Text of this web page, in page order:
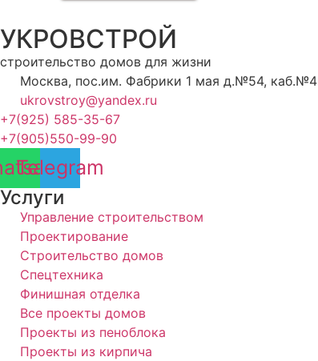
УКРОВСТРОЙ
строительство домов для жизни
Москва, пос.им. Фабрики 1 мая д.№54, каб.№4
ukrovstroy@yandex.ru
+7(925) 585-35-67
+7(905)550-99-90
Telegram
Услуги
Управление строительством
Проектирование
Строительство домов
Спецтехника
Финишная отделка
Все проекты домов
Проекты из пеноблока
Проекты из кирпича